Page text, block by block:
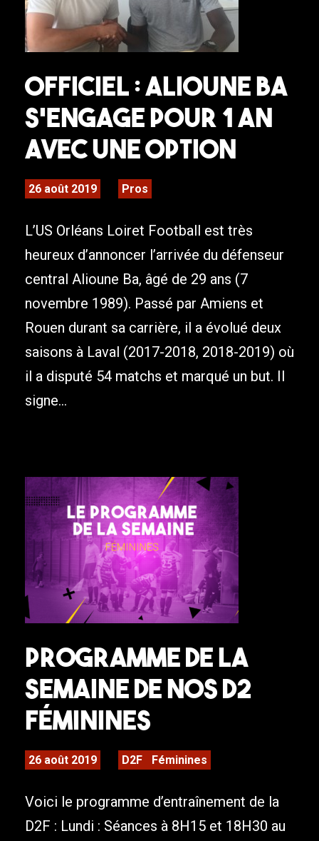
Officiel : Alioune Ba
s’engage pour 1 an
avec une option
26 août 2019 Pros
L’US Orléans Loiret Football est très
heureux d’annoncer l’arrivée du défenseur
central Alioune Ba, âgé de 29 ans (7
novembre 1989). Passé par Amiens et
Rouen durant sa carrière, il a évolué deux
saisons à Laval (2017-2018, 2018-2019) où
il a disputé 54 matchs et marqué un but. Il
signe...
Programme de la
semaine de nos D2
Féminines
26 août 2019 D2F Féminines
Voici le programme d’entraînement de la
D2F : Lundi : Séances à 8H15 et 18H30 au